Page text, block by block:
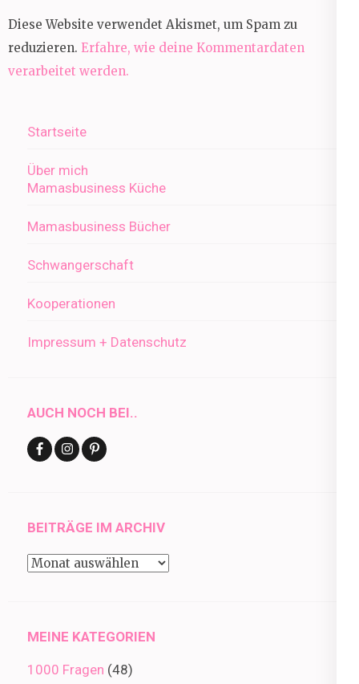
Diese Website verwendet Akismet, um Spam zu
reduzieren. Erfahre, wie deine Kommentardaten
verarbeitet werden.
Startseite
Über mich
Mamasbusiness Küche
Mamasbusiness Bücher
Schwangerschaft
Kooperationen
Impressum + Datenschutz
AUCH NOCH BEI..
BEITRÄGE IM ARCHIV
Beiträge
MEINE KATEGORIEN
1000 Fragen (48)